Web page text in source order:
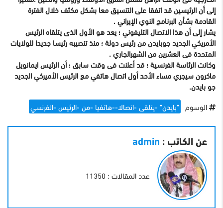
إلى أن الرئيسين قد اتفقا على التنسيق معا بشكل مكثف خلال الفترة
القادمة بشأن البرنامج النوي الإيراني .
يشار إلى أن هذا الاتصال التليفوني ؛ يعد هو الأول الذى يتلقاه الرئيس
الأمريكي الجديد جوبايدن من رئيس دولة ؛ منذ تنصيبه رئيسا جديدا للولايات
المتحدة فى العشرين من الشهرالجاري .
وكانت الرئاسة الفرنسية ؛ قد أعلنت فى وقت سابق ؛ أن الرئيس ايمانويل
ماكرون سيجري مساء الأحد أول اتصال هاتفي مع الرئيس الأميركي الجديد
جو بايدن.
الوسوم
"بايدن" -يتلقى -اتصالا--هاتفيا -من -الرئيس -الفرنسي
عن الكاتب : admin
عدد المقالات : 11350